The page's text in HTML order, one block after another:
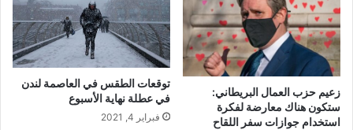
زعيم حزب العمال البريطاني:
ستكون هناك معارضة لفكرة
استخدام جوازات سفر اللقاح
توقعات الطقس في العاصمة لندن
في عطلة نهاية الأسبوع
فبراير 4, 2021